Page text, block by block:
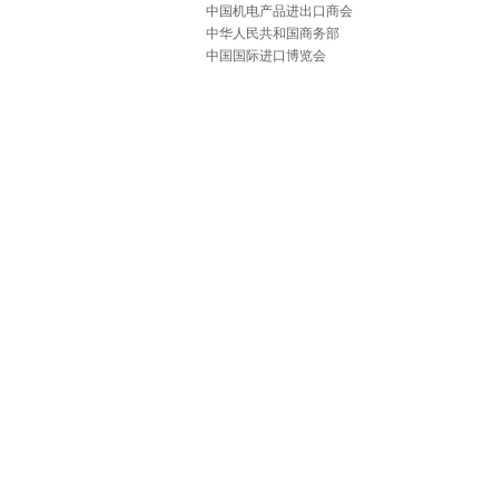
中国机电产品进出口商会
中华人民共和国商务部
中国国际进口博览会